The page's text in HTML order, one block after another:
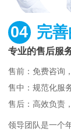
04 完
专业的售后服
售前：免费咨询
售中：规范化服
售后：高效负责
领导团队是一个